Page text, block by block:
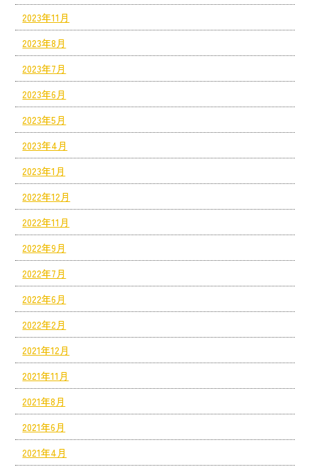
2023年11月
2023年8月
2023年7月
2023年6月
2023年5月
2023年4月
2023年1月
2022年12月
2022年11月
2022年9月
2022年7月
2022年6月
2022年2月
2021年12月
2021年11月
2021年8月
2021年6月
2021年4月